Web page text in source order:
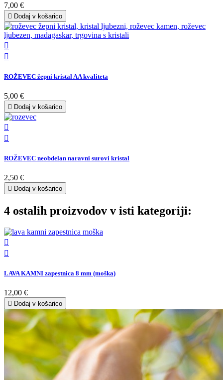
7,00 €
 Dodaj v košarico


ROŽEVEC žepni kristal AA kvaliteta
5,00 €
 Dodaj v košarico


ROŽEVEC neobdelan naravni surovi kristal
2,50 €
 Dodaj v košarico
4 ostalih proizvodov v isti kategoriji:


LAVA KAMNI zapestnica 8 mm (moška)
12,00 €
 Dodaj v košarico